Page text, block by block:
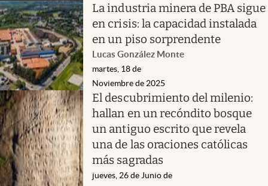
La industria minera de PBA sigue
en crisis: la capacidad instalada
en un piso sorprendente
Lucas González Monte
martes, 18 de
Noviembre de 2025
El descubrimiento del milenio:
hallan en un recóndito bosque
un antiguo escrito que revela
una de las oraciones católicas
más sagradas
jueves, 26 de Junio de